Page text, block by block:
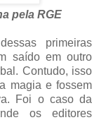
pela RGE
primeiras
saído em outro
Contudo, isso
magia e fossem
Foi o caso da
os editores